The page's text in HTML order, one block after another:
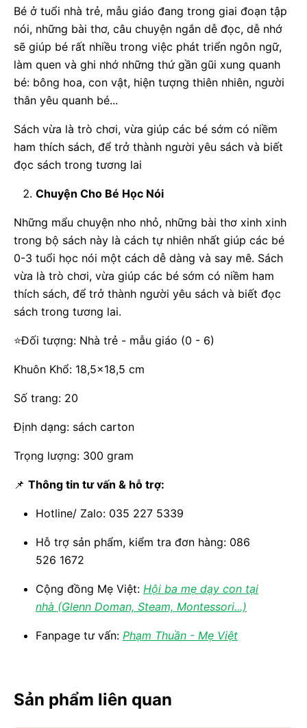
Bé ở tuổi nhà trẻ, mẫu giáo đang trong giai đoạn tập
nói, những bài thơ, câu chuyện ngắn dễ đọc, dễ nhớ
sẽ giúp bé rất nhiều trong việc phát triển ngôn ngữ,
làm quen và ghi nhớ những thứ gần gũi xung quanh
bé: bông hoa, con vật, hiện tượng thiên nhiên, người
thân yêu quanh bé...
Sách vừa là trò chơi, vừa giúp các bé sớm có niềm
ham thích sách, để trở thành người yêu sách và biết
đọc sách trong tương lai
Chuyện Cho Bé Học Nói
Những mẩu chuyện nho nhỏ, những bài thơ xinh xinh
trong bộ sách này là cách tự nhiên nhất giúp các bé
0-3 tuổi học nói một cách dễ dàng và say mê. Sách
vừa là trò chơi, vừa giúp các bé sớm có niềm ham
thích sách, để trở thành người yêu sách và biết đọc
sách trong tương lai.
⭐Đối tượng: Nhà trẻ - mẫu giáo (0 - 6)
Khuôn Khổ: 18,5x18,5 cm
Số trang: 20
Định dạng: sách carton
Trọng lượng: 300 gram
📌 Thông tin tư vấn & hỗ trợ:
Hotline/ Zalo: 035 227 5339
Hỗ trợ sản phẩm, kiểm tra đơn hàng: 086
526 1672
Cộng đồng Mẹ Việt: Hội ba mẹ dạy con tại
nhà (Glenn Doman, Steam, Montessori...)
Fanpage tư vấn: Phạm Thuần - Mẹ Việt
Sản phẩm liên quan